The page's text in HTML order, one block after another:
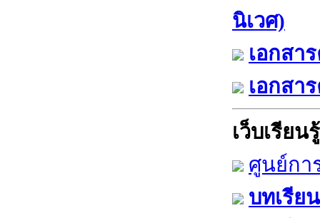
นิเวศ)
เอกสา
เอกสา
เว็บเรียนรู้
ศูนย์กา
บทเรีย